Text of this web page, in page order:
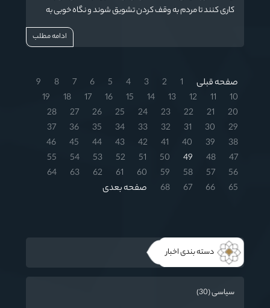
کاری کنند تا مردم به وقف کردن تشویق شوند و نگاه خوبی به
ادامه مطلب
صفحه قبلی 1
2
3
4
5
6
7
8
9
10
11
12
13
14
15
16
17
18
19
20
21
22
23
24
25
26
27
28
29
30
31
32
33
34
35
36
37
38
39
40
41
42
43
44
45
46
47
48
49
50
51
52
53
54
55
56
57
58
59
60
61
62
63
64
65
66
67
68 صفحه بعدی
دسته بندی اخبار
سیاسی (30)